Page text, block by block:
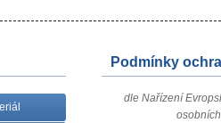
Podmínky
dle Nařízení